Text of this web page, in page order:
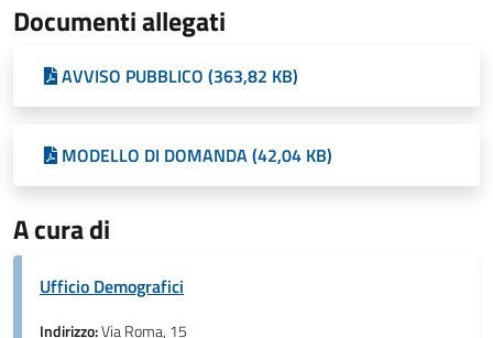
Documenti allegati
AVVISO PUBBLICO (363,82 KB)
MODELLO DI DOMANDA (42,04 KB)
A cura di
Ufficio Demografici
Indirizzo:Via Roma, 15